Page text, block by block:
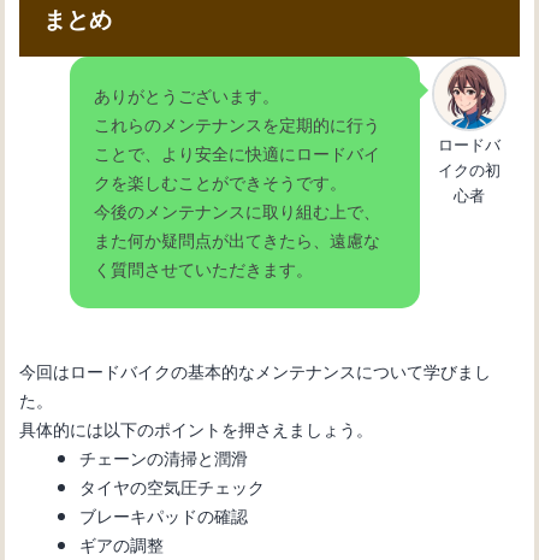
まとめ
ありがとうございます。
これらのメンテナンスを定期的に行う
ことで、より安全に快適にロードバイ
クを楽しむことができそうです。
今後のメンテナンスに取り組む上で、
また何か疑問点が出てきたら、遠慮な
く質問させていただきます。
ロードバ
イクの初
心者
今回はロードバイクの基本的なメンテナンスについて学びまし
た。
具体的には以下のポイントを押さえましょう。
チェーンの清掃と潤滑
タイヤの空気圧チェック
ブレーキパッドの確認
ギアの調整